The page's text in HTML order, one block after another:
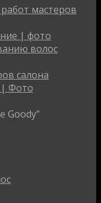
мастеров
| фото
волос
салона
| Фото
Goody”